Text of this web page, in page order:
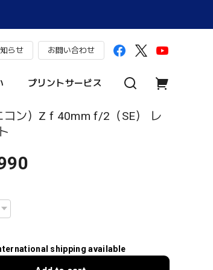
らせ お問い合わせ
プリントサービス
コン）Z f 40mm f/2（SE） レ
shipping available